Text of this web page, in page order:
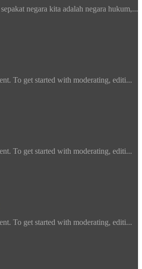
negara kita adalah negara hukum,...
To get started with moderating, editi...
To get started with moderating, editi...
To get started with moderating, editi...